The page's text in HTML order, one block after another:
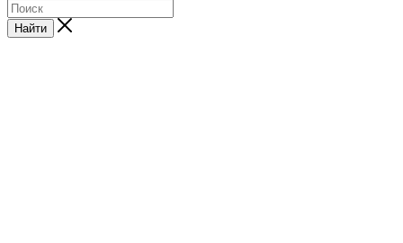
Найти